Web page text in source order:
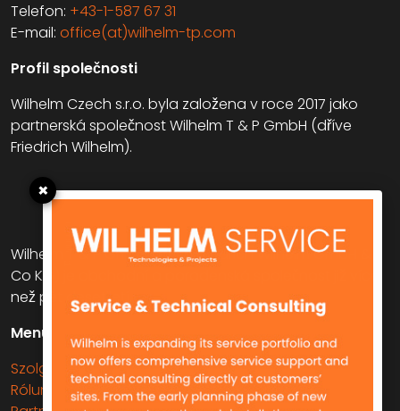
×
Telefon: +43-1-587 67 31
E-mail: office(at)wilhelm-tp.com
Profil společnosti
Wilhelm Czech s.r.o. byla založena v roce 2017 jako
partnerská společnost Wilhelm T & P GmbH (dříve
Friedrich Wilhelm).
Wilhelm T & P GmbH (dříve Friedrich Wilhelm GmbH &
Co KG) je obchodní a poradenská společnost již více
než pět desetiletí.
Menü
Szolgáltatások
Rólunk